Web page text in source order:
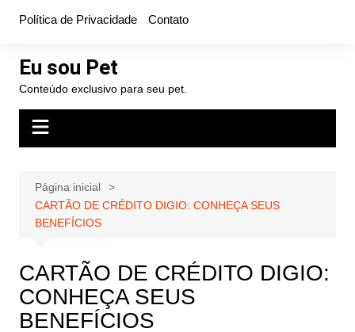
conteúdo
Política de Privacidade Contato
Eu sou Pet
Conteúdo exclusivo para seu pet.
Página inicial
CARTÃO DE CRÉDITO DIGIO: CONHEÇA SEUS
BENEFÍCIOS
CARTÃO DE CRÉDITO DIGIO:
CONHEÇA SEUS
BENEFÍCIOS